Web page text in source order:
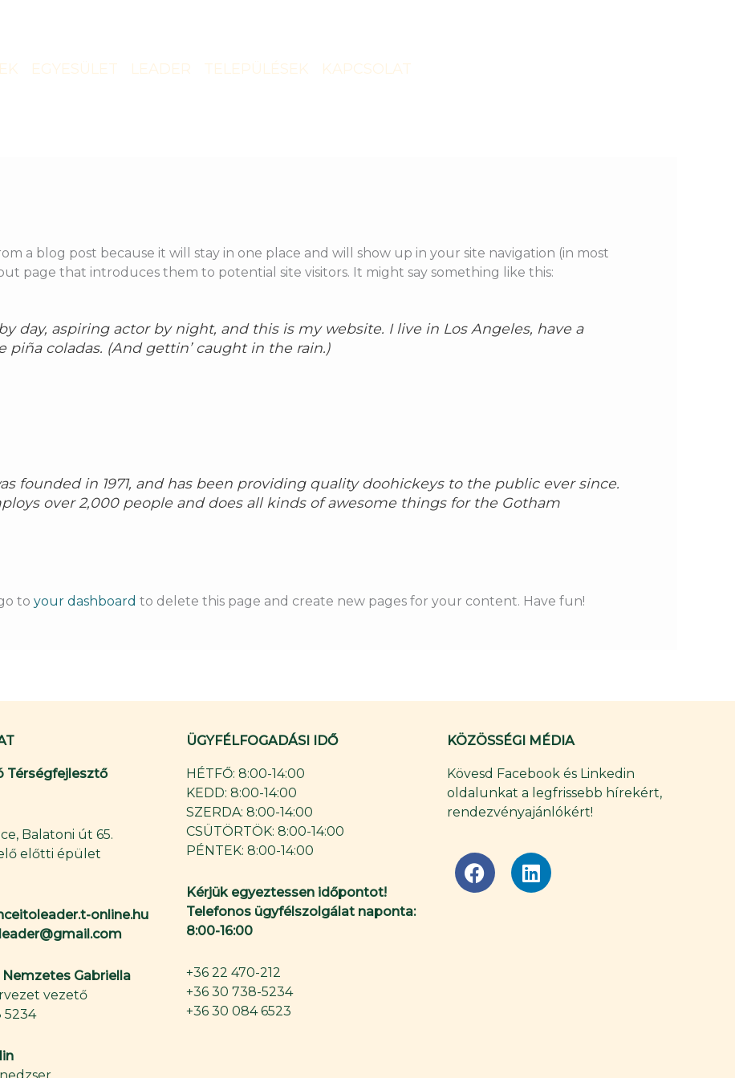
EGYESÜLET LEADER TELEPÜLÉSEK KAPCSOLAT
a blog post because it will stay in one place and will show up in your site navigation (in most
page that introduces them to potential site visitors. It might say something like this:
day, aspiring actor by night, and this is my website. I live in Los Angeles, have a
piña coladas. (And gettin’ caught in the rain.)
founded in 1971, and has been providing quality doohickeys to the public ever since.
over 2,000 people and does all kinds of awesome things for the Gotham
to your dashboard to delete this page and create new pages for your content. Have fun!
Térségfejlesztő
Balatoni út 65.
előtti épület
online.hu
Gabriella
vezető
5234
ÜGYFÉLFOGADÁSI IDŐ
HÉTFŐ: 8:00-14:00
KEDD: 8:00-14:00
SZERDA: 8:00-14:00
CSÜTÖRTÖK: 8:00-14:00
PÉNTEK: 8:00-14:00
Kérjük egyeztessen időpontot!
Telefonos ügyfélszolgálat naponta:
8:00-16:00
+36 22 470-212
+36 30 738-5234
+36 30 084 6523
KÖZÖSSÉGI MÉDIA
Kövesd Facebook és Linkedin
oldalunkat a legfrissebb hírekért,
rendezvényajánlókért!
F
a
L
i